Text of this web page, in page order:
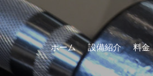
ホーム 設備紹介 料金